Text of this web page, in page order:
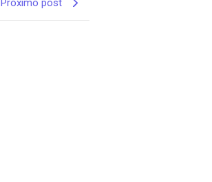
Próximo post